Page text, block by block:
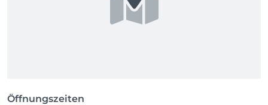
Öffnungszeiten